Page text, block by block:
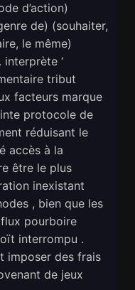
d’action)
de) (souhaiter,
le même)
interprète ‘
tribut
facteurs marque
protocole de
réduisant le
accès à la
être le plus
inexistant
, bien que les
pourboire
interrompu .
imposer des frais
de jeux